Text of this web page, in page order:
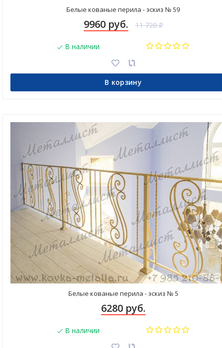
Белые кованые перила - эскиз № 59
9960 руб. 11 720₽
В наличии
В корзину
Белые кованые перила - эскиз № 5
6280 руб.
В наличии